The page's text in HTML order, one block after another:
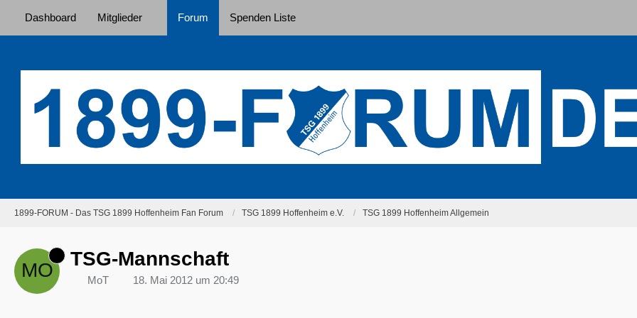
Dashboard Mitglieder Forum Spenden Liste
1899-FORUM - Das TSG 1899 Hoffenheim Fan Forum TSG 1899 Hoffenheim e.V. TSG 1899 Hoffenheim Allgemein
TSG-Mannschaft
MoT 18. Mai 2012 um 20:49